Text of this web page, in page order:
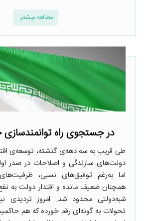
مطالعه بیشتر
در جستجوی راه توانمندسازی
طی قریب به سه دهه‌ی گذشته، توسعه‌ی
دولت‌های سازندگی و اصلاحات در صدر
اما به‌رغم توفیق‌های نسبی،
همچنان ضعیف مانده و اقتدار دولت به
شبه‌دولتی محدود شد. امروز تردیدی
تحولات به گونه‌ای رقم خورده که هم